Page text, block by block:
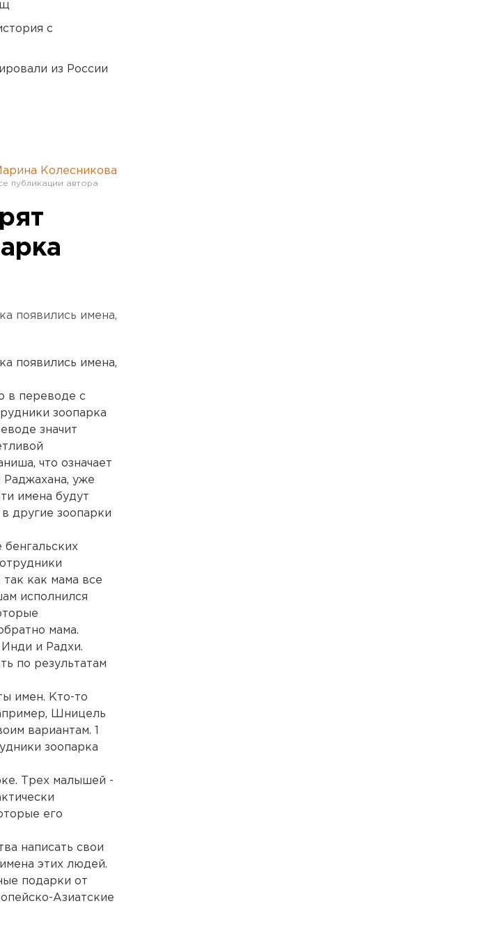
с
из России
Колесникова
появились имена,
появились имена,
в переводе с
зоопарка
значит
что означает
Раджахана, уже
имена будут
другие зоопарки
как мама все
исполнился
мама.
и Радхи.
по результатам
имен. Кто-то
Шницель
вариантам. 1
зоопарка
Трех малышей -
его
написать свои
этих людей.
подарки от
Азиатские